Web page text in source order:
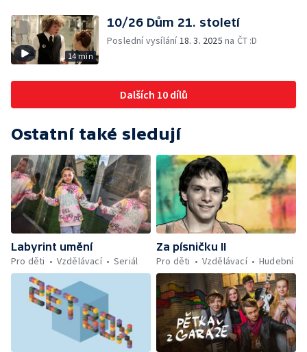
14 min
10/26 Dům 21. století
Poslední vysílání18. 3. 2025 na ČT :D
Dalších 10 dílů
Ostatní také sledují
Labyrint umění
Pro děti
Vzdělávací Seriál
Za písničku II
Pro děti
Vzdělávací Hudební